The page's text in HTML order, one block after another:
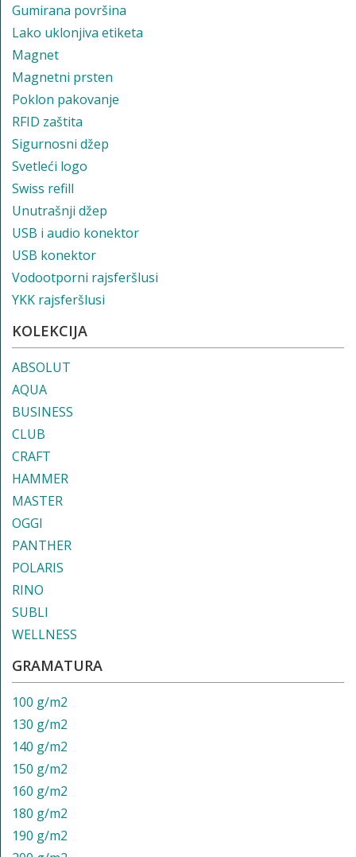
Gumirana površina
Lako uklonjiva etiketa
Magnet
Magnetni prsten
Poklon pakovanje
RFID zaštita
Sigurnosni džep
Svetleći logo
Swiss refill
Unutrašnji džep
USB i audio konektor
USB konektor
Vodootporni rajsferšlusi
YKK rajsferšlusi
KOLEKCIJA
ABSOLUT
AQUA
BUSINESS
CLUB
CRAFT
HAMMER
MASTER
OGGI
PANTHER
POLARIS
RINO
SUBLI
WELLNESS
GRAMATURA
100 g/m2
130 g/m2
140 g/m2
150 g/m2
160 g/m2
180 g/m2
190 g/m2